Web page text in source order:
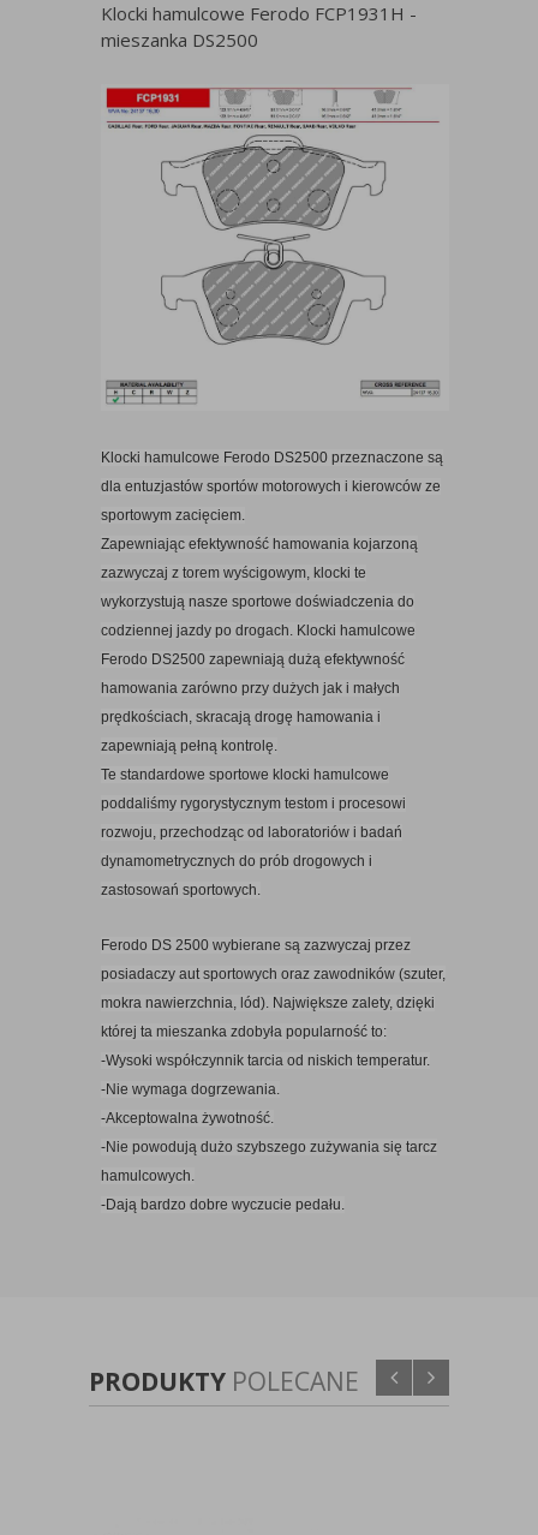
Klocki hamulcowe Ferodo FCP1931H -
mieszanka DS2500
Klocki hamulcowe Ferodo DS2500 przeznaczone są
dla entuzjastów sportów motorowych i kierowców ze
sportowym zacięciem.
Zapewniając efektywność hamowania kojarzoną
zazwyczaj z torem wyścigowym, klocki te
wykorzystują nasze sportowe doświadczenia do
codziennej jazdy po drogach. Klocki hamulcowe
Ferodo DS2500 zapewniają dużą efektywność
hamowania zarówno przy dużych jak i małych
prędkościach, skracają drogę hamowania i
zapewniają pełną kontrolę.
Te standardowe sportowe klocki hamulcowe
poddaliśmy rygorystycznym testom i procesowi
rozwoju, przechodząc od laboratoriów i badań
dynamometrycznych do prób drogowych i
zastosowań sportowych.
Ferodo DS 2500 wybierane są zazwyczaj przez
posiadaczy aut sportowych oraz zawodników (szuter,
mokra nawierzchnia, lód). Największe zalety, dzięki
której ta mieszanka zdobyła popularność to:
-Wysoki współczynnik tarcia od niskich temperatur.
-Nie wymaga dogrzewania.
-Akceptowalna żywotność.
-Nie powodują dużo szybszego zużywania się tarcz
hamulcowych.
-Dają bardzo dobre wyczucie pedału.
PRODUKTY POLECANE